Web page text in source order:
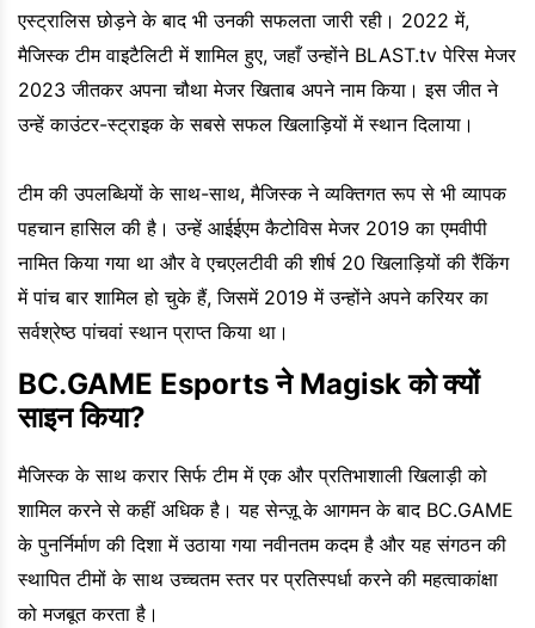
एस्ट्रालिस छोड़ने के बाद भी उनकी सफलता जारी रही। 2022 में,
मैजिस्क टीम वाइटैलिटी में शामिल हुए, जहाँ उन्होंने BLAST.tv पेरिस मेजर
2023 जीतकर अपना चौथा मेजर खिताब अपने नाम किया। इस जीत ने
उन्हें काउंटर-स्ट्राइक के सबसे सफल खिलाड़ियों में स्थान दिलाया।
टीम की उपलब्धियों के साथ-साथ, मैजिस्क ने व्यक्तिगत रूप से भी व्यापक
पहचान हासिल की है। उन्हें आईईएम कैटोविस मेजर 2019 का एमवीपी
नामित किया गया था और वे एचएलटीवी की शीर्ष 20 खिलाड़ियों की रैंकिंग
में पांच बार शामिल हो चुके हैं, जिसमें 2019 में उन्होंने अपने करियर का
सर्वश्रेष्ठ पांचवां स्थान प्राप्त किया था।
BC.GAME Esports ने Magisk को क्यों
साइन किया?
मैजिस्क के साथ करार सिर्फ टीम में एक और प्रतिभाशाली खिलाड़ी को
शामिल करने से कहीं अधिक है। यह सेन्ज़ू के आगमन के बाद BC.GAME
के पुनर्निर्माण की दिशा में उठाया गया नवीनतम कदम है और यह संगठन की
स्थापित टीमों के साथ उच्चतम स्तर पर प्रतिस्पर्धा करने की महत्वाकांक्षा
को मजबूत करता है।